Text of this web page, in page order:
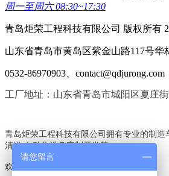
周一至周六 08:30~17:30
青岛炬荣工程科技有限公司 版权所有
山东省青岛市黄岛区紫金山路117号华
0532-86970903、contact@qdjurong.com
工厂地址：山东省青岛市城阳区夏庄
青岛炬荣工程科技有限公司拥有专业的制
清淤,自动化设备定制开发等,
欢迎电询:18560612551,18561519087
请您留言